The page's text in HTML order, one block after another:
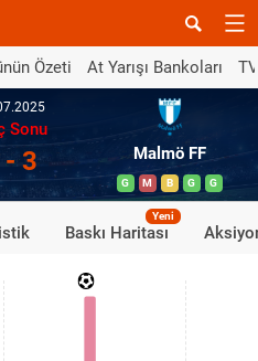
Özeti At Yarışı Bankoları
Sonu
- 3 Malmö FF
G M B G G
Baskı Haritası
Yeni